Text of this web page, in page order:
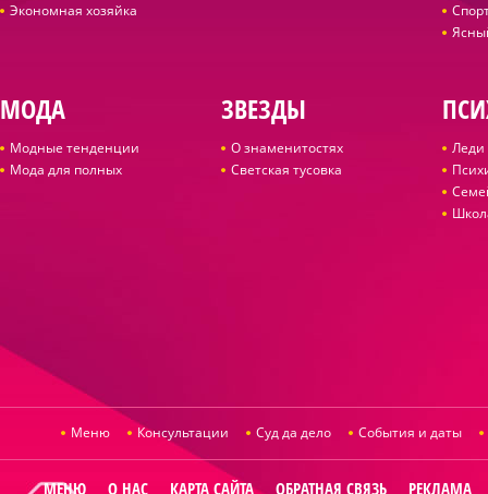
Экономная хозяйка
МОДА
Модные тенденции
Мода для полных
ЗВЕЗДЫ
О знаменитостях
Светская тусовка
Леди
Меню Консультации Суд да дело События и даты
МЕНЮ О НАС КАРТА САЙТА ОБРАТНАЯ СВЯЗЬ РЕКЛАМА